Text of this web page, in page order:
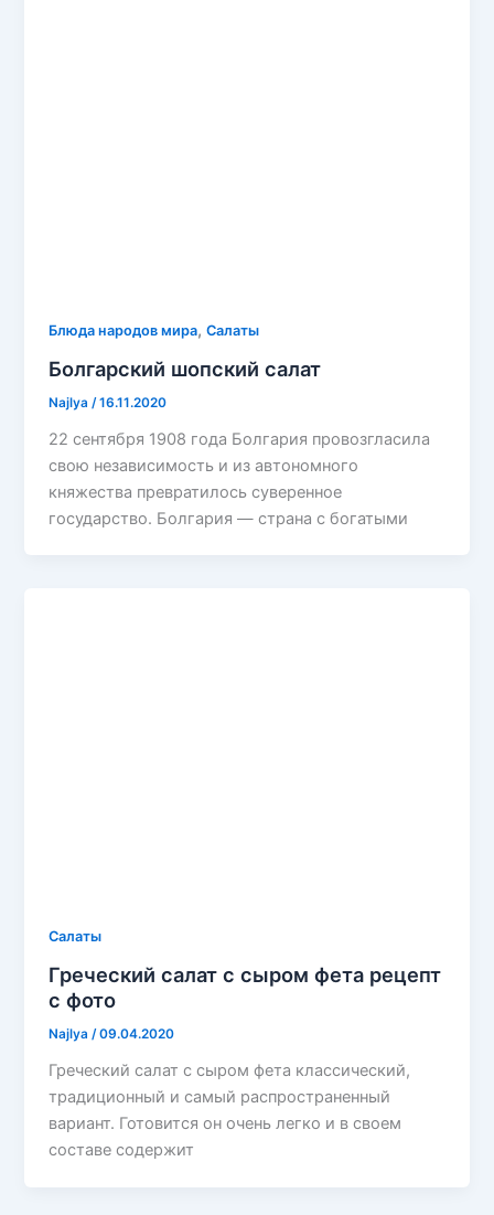
Блюда народов мира,Салаты
Болгарский шопский салат
Najlya /16.11.2020
22 сентября 1908 года Болгария провозгласила
свою независимость и из автономного
княжества превратилось суверенное
государство. Болгария — страна с богатыми
Салаты
Греческий салат с сыром фета рецепт
с фото
Najlya/09.04.2020
Греческий салат с сыром фета классический,
традиционный и самый распространенный
вариант. Готовится он очень легко и в своем
составе содержит